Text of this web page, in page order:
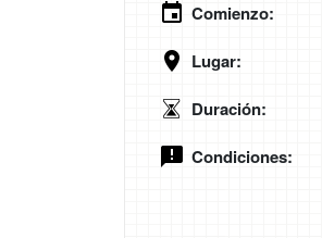
Comienzo:
Lugar:
Duración:
Condiciones: